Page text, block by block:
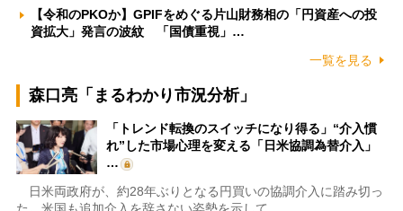
【令和のPKOか】GPIFをめぐる片山財務相の「円資産への投
資拡大」発言の波紋 「国債重視」…
一覧を見る
森口亮「まるわかり市況分析」
「トレンド転換のスイッチになり得る」“介入慣
れ”した市場心理を変える「日米協調為替介入」
…
日米両政府が、約28年ぶりとなる円買いの協調介入に踏み切っ